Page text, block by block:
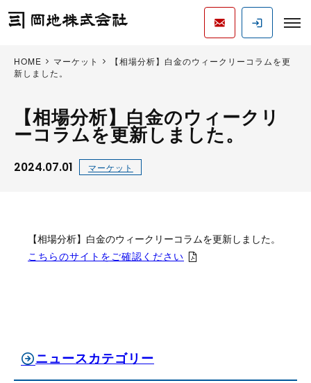
HOME マーケット
【相場分析】白金のウィークリーコラムを更
新しました。
【相場分析】白金のウィークリ
ーコラムを更新しました。
2024.07.01 マーケット
【相場分析】白金のウィークリーコラムを更新しました。
こちらのサイトをご確認ください
ニュースカテゴリー